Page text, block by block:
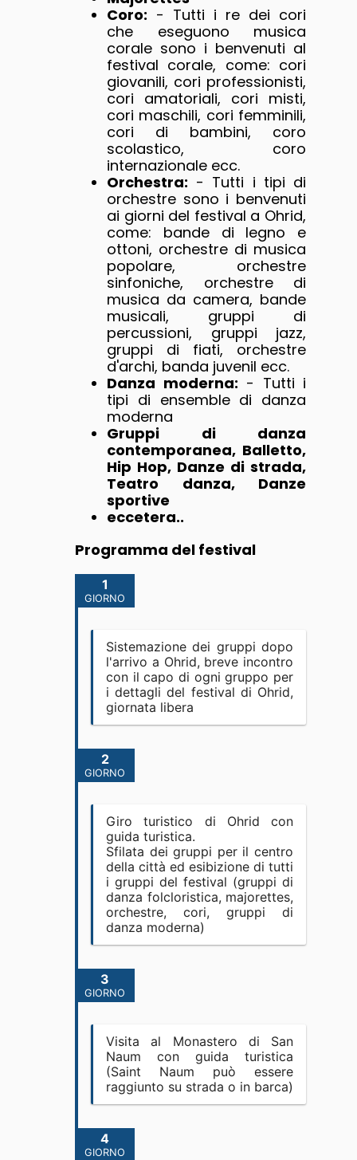
Coro: - Tutti i re dei cori
che eseguono musica
corale sono i benvenuti al
festival corale, come: cori
giovanili, cori professionisti,
cori amatoriali, cori misti,
cori maschili, cori femminili,
cori di bambini, coro
scolastico, coro
internazionale ecc.
Orchestra: - Tutti i tipi di
orchestre sono i benvenuti
ai giorni del festival a Ohrid,
come: bande di legno e
ottoni, orchestre di musica
popolare, orchestre
sinfoniche, orchestre di
musica da camera, bande
musicali, gruppi di
percussioni, gruppi jazz,
gruppi di fiati, orchestre
d'archi, banda juvenil ecc.
Danza moderna: - Tutti i
tipi di ensemble di danza
moderna
Gruppi di danza
contemporanea, Balletto,
Hip Hop, Danze di strada,
Teatro danza, Danze
sportive
eccetera..
Programma del festival
1
GIORNO
Sistemazione dei gruppi dopo
l'arrivo a Ohrid, breve incontro
con il capo di ogni gruppo per
i dettagli del festival di Ohrid,
giornata libera
2
GIORNO
Giro turistico di Ohrid con
guida turistica.
Sfilata dei gruppi per il centro
della città ed esibizione di tutti
i gruppi del festival (gruppi di
danza folcloristica, majorettes,
orchestre, cori, gruppi di
danza moderna)
3
GIORNO
Visita al Monastero di San
Naum con guida turistica
(Saint Naum può essere
raggiunto su strada o in barca)
4
GIORNO